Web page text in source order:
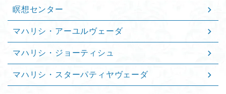
瞑想センター
マハリシ・アーユルヴェーダ
マハリシ・ジョーティシュ
マハリシ・スターパティヤヴェーダ